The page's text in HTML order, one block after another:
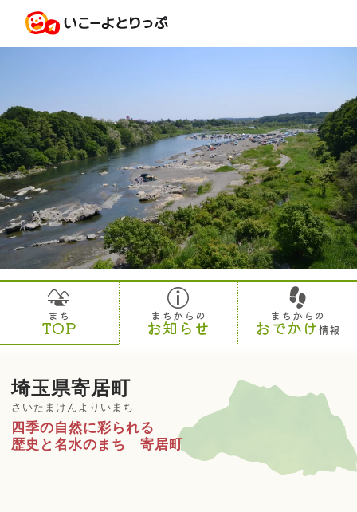
まち
TOP
まちからの
お知らせ
まちからの
おでかけ情報
埼玉県寄居町
さいたまけんよりいまち
四季の自然に彩られる
歴史と名水のまち 寄居町